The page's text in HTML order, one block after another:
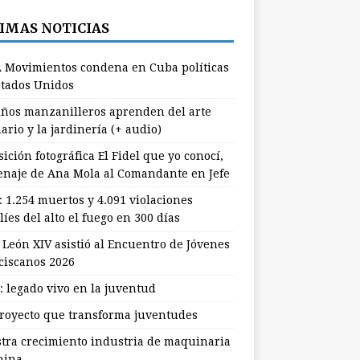
NOTICIAS
Movimientos condena en Cuba políticas
Unidos
manzanilleros aprenden del arte
y la jardinería (+ audio)
fotográfica El Fidel que yo conocí,
de Ana Mola al Comandante en Jefe
1.254 muertos y 4.091 violaciones
del alto el fuego en 300 días
León XIV asistió al Encuentro de Jóvenes
2026
legado vivo en la juventud
que transforma juventudes
crecimiento industria de maquinaria